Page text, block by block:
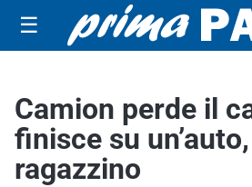
☰
Camion perde il
finisce su
ragazzino